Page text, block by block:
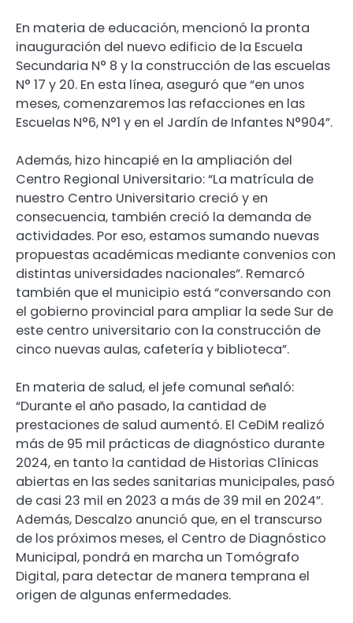
En materia de educación, mencionó la pronta
inauguración del nuevo edificio de la Escuela
Secundaria N° 8 y la construcción de las escuelas
N° 17 y 20. En esta línea, aseguró que “en unos
meses, comenzaremos las refacciones en las
Escuelas N°6, N°1 y en el Jardín de Infantes N°904”.
Además, hizo hincapié en la ampliación del
Centro Regional Universitario: “La matrícula de
nuestro Centro Universitario creció y en
consecuencia, también creció la demanda de
actividades. Por eso, estamos sumando nuevas
propuestas académicas mediante convenios con
distintas universidades nacionales”. Remarcó
también que el municipio está “conversando con
el gobierno provincial para ampliar la sede Sur de
este centro universitario con la construcción de
cinco nuevas aulas, cafetería y biblioteca”.
En materia de salud, el jefe comunal señaló:
“Durante el año pasado, la cantidad de
prestaciones de salud aumentó. El CeDiM realizó
más de 95 mil prácticas de diagnóstico durante
2024, en tanto la cantidad de Historias Clínicas
abiertas en las sedes sanitarias municipales, pasó
de casi 23 mil en 2023 a más de 39 mil en 2024”.
Además, Descalzo anunció que, en el transcurso
de los próximos meses, el Centro de Diagnóstico
Municipal, pondrá en marcha un Tomógrafo
Digital, para detectar de manera temprana el
origen de algunas enfermedades.